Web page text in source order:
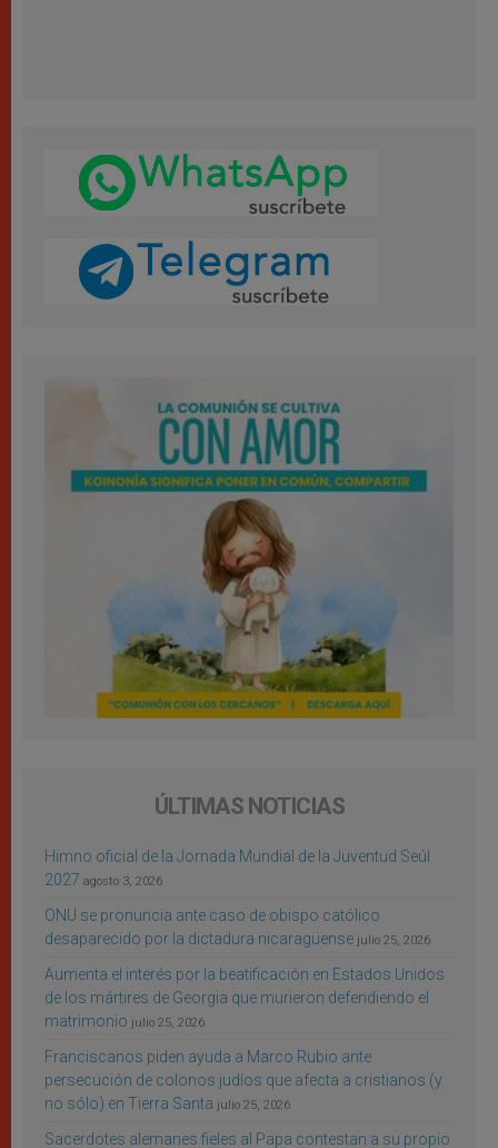
ÚLTIMAS NOTICIAS
Himno oficial de la Jornada Mundial de la Juventud Seúl
2027 agosto 3, 2026
ONU se pronuncia ante caso de obispo católico
desaparecido por la dictadura nicaragüense julio 25, 2026
Aumenta el interés por la beatificación en Estados Unidos
de los mártires de Georgia que murieron defendiendo el
matrimonio julio 25, 2026
Franciscanos piden ayuda a Marco Rubio ante
persecución de colonos judíos que afecta a cristianos (y
no sólo) en Tierra Santa julio 25, 2026
Sacerdotes alemanes fieles al Papa contestan a su propio